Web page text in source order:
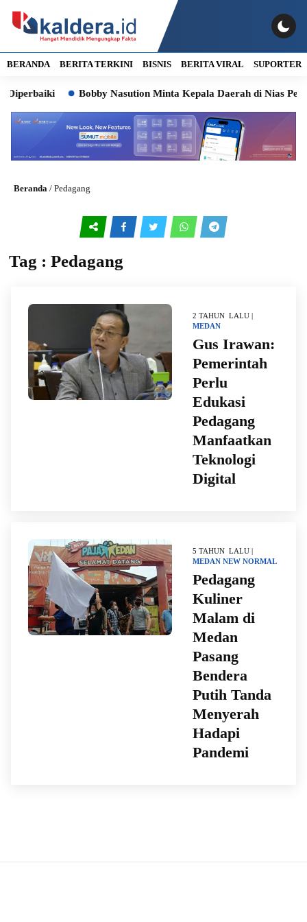
BERANDA BERITA TERKINI BISNIS BERITA VIRAL SUPORTER
Bobby Nasution Minta Kepala Daerah di Nias
Beranda / Pedagang
Tag : Pedagang
2 TAHUN LALU |
MEDAN
Gus Irawan:
Pemerintah
Perlu
Edukasi
Pedagang
Manfaatkan
Teknologi
Digital
5 TAHUN LALU |
MEDAN NEW NORMAL
Pedagang
Kuliner
Malam di
Medan
Pasang
Bendera
Putih Tanda
Menyerah
Hadapi
Pandemi